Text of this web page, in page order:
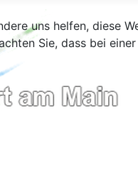
uns helfen, diese
Sie, dass bei